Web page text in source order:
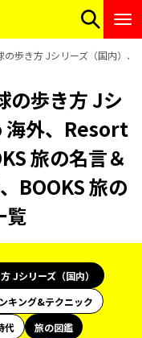
歩き方 Jシリーズ（国内）
の歩き方 Jシ
海外、Resort
旅の名言＆
BOOKS 旅の
覧
Jシリーズ（国内）
キング&テクニック
代
旅の図鑑